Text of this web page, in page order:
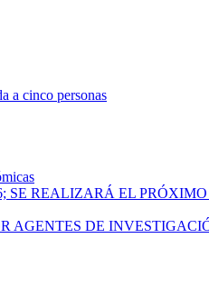
a cinco personas
REALIZARÁ EL
AGENTES DE